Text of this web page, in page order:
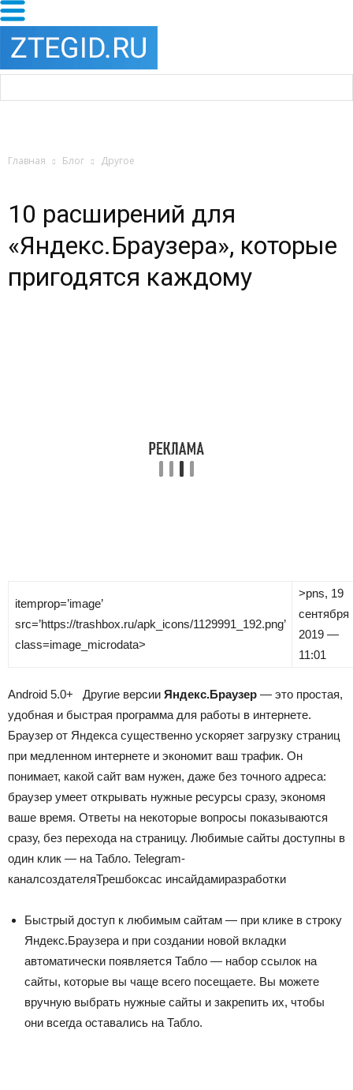
Главная Блог Другое
10 расширений для
«Яндекс.Браузера», которые
пригодятся каждому
itemprop=’image’
src=’https://trashbox.ru/apk_icons/1129991_192.png’
class=image_microdata>
>pns, 19
сентября
2019 —
11:01
Android 5.0+ Другие версии Яндекс.Браузер — это простая,
удобная и быстрая программа для работы в интернете.
Браузер от Яндекса существенно ускоряет загрузку страниц
при медленном интернете и экономит ваш трафик. Он
понимает, какой сайт вам нужен, даже без точного адреса:
браузер умеет открывать нужные ресурсы сразу, экономя
ваше время. Ответы на некоторые вопросы показываются
сразу, без перехода на страницу. Любимые сайты доступны в
один клик — на Табло. Telegram-
каналсоздателяТрешбоксас инсайдамиразработки
Быстрый доступ к любимым сайтам — при клике в строку
Яндекс.Браузера и при создании новой вкладки
автоматически появляется Табло — набор ссылок на
сайты, которые вы чаще всего посещаете. Вы можете
вручную выбрать нужные сайты и закрепить их, чтобы
они всегда оставались на Табло.